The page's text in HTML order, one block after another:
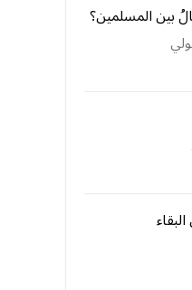
بين المسلمين؟